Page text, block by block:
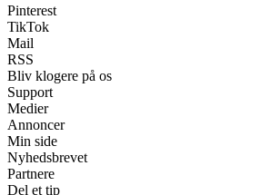
Pinterest
TikTok
Mail
RSS
Bliv klogere på os
Support
Medier
Annoncer
Min side
Nyhedsbrevet
Partnere
Del et tip